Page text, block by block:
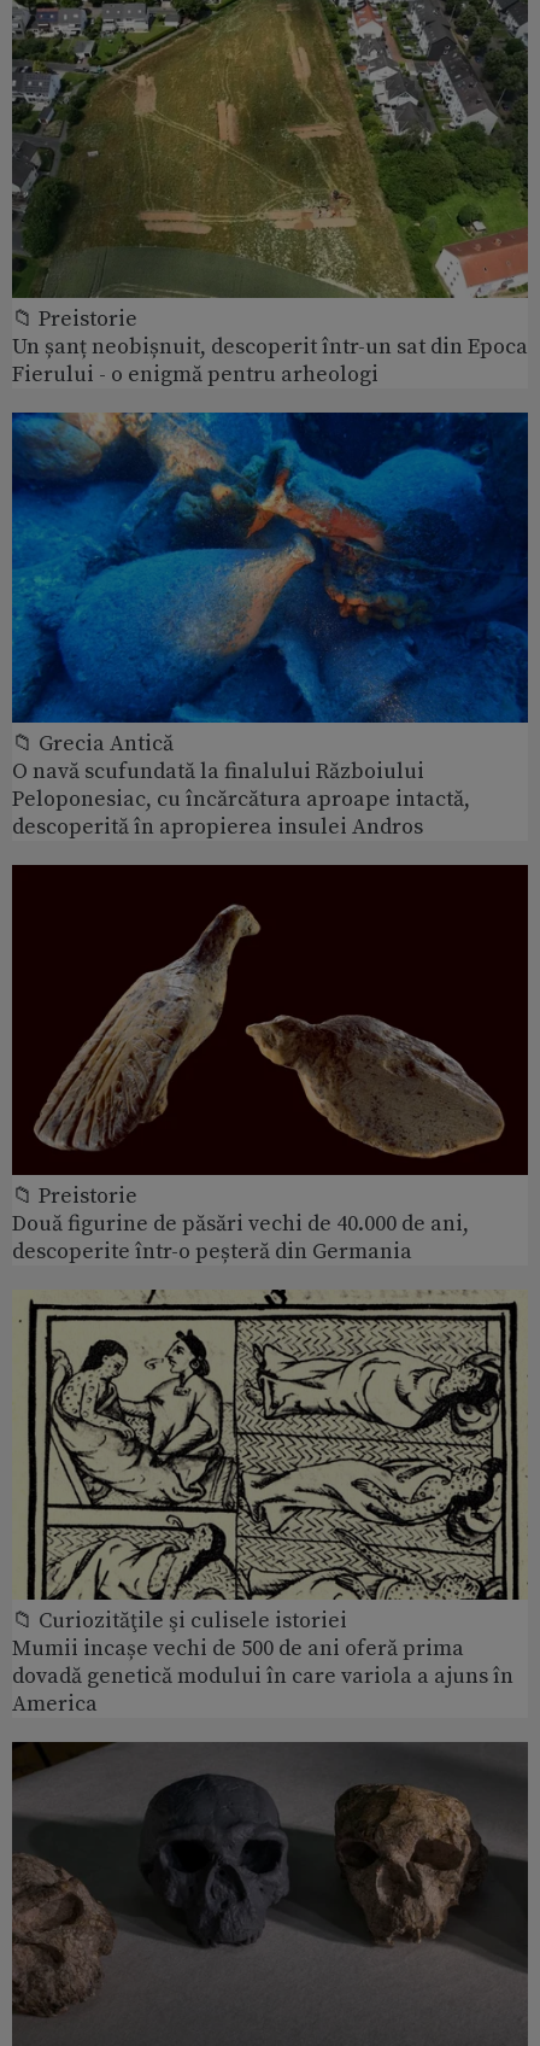
📁 Preistorie
Un șanț neobișnuit, descoperit într-un sat din Epoca
Fierului - o enigmă pentru arheologi
📁 Grecia Antică
O navă scufundată la finalului Războiului
Peloponesiac, cu încărcătura aproape intactă,
descoperită în apropierea insulei Andros
📁 Preistorie
Două figurine de păsări vechi de 40.000 de ani,
descoperite într-o peșteră din Germania
📁 Curiozităţile şi culisele istoriei
Mumii incașe vechi de 500 de ani oferă prima
dovadă genetică modului în care variola a ajuns în
America